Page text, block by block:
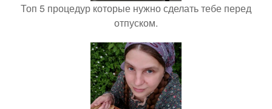
Топ 5 процедур которые нужно сделать тебе перед
отпуском.